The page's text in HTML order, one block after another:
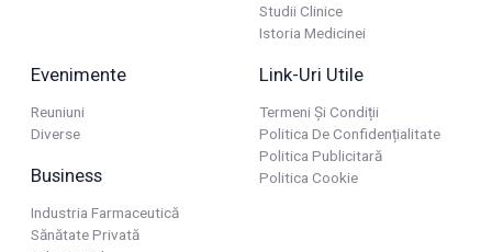
Studii Clinice
Istoria Medicinei
Evenimente
Reuniuni
Diverse
Business
Industria Farmaceutică
Sănătate Privată
Link-Uri Utile
Termeni Și Condiții
Politica De Confidențialitate
Politica Publicitară
Politica Cookie